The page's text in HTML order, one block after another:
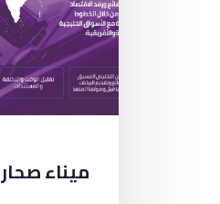
ميناء صحار